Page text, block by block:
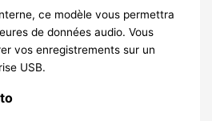
ce modèle vous permettra
de données audio. Vous
vos enregistrements sur un
USB.